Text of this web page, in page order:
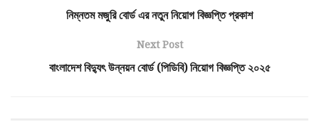
নিম্নতম মজুরি বোর্ড এর নতুন নিয়োগ বিজ্ঞপ্তি প্রকাশ
Next Post
বাংলাদেশ বিদ্যুৎ উন্নয়ন বোর্ড (পিডিবি) নিয়োগ বিজ্ঞপ্তি ২০২৫